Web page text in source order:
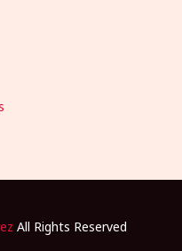
All Rights Reserved